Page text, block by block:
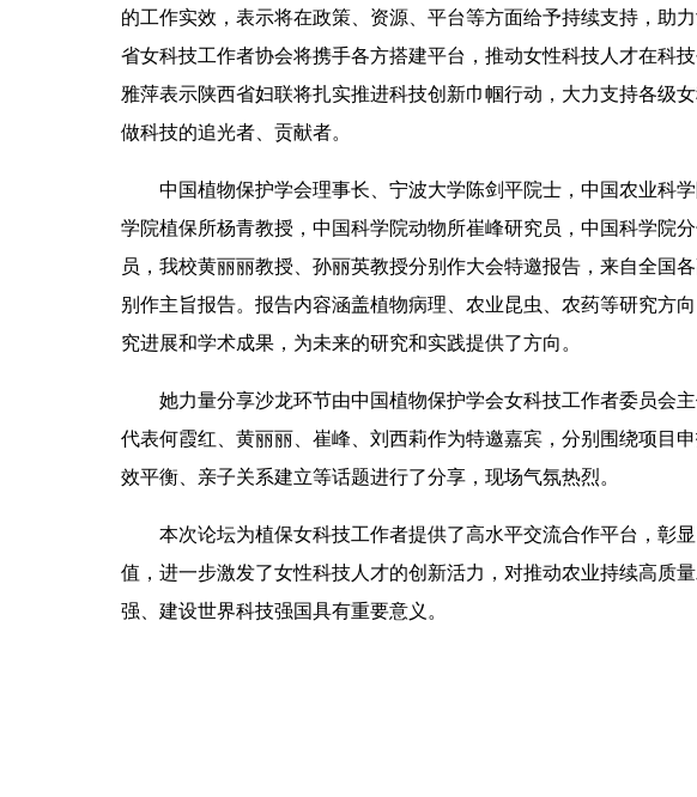
的工作实效，表示将在政策、资源、平台等方面给予持续支持，助
省女科技工作者协会将携手各方搭建平台，推动女性科技人才在科
雅萍表示陕西省妇联将扎实推进科技创新巾帼行动，大力支持各级
做科技的追光者、贡献者。
中国植物保护学会理事长、宁波大学陈剑平院士，中国农业科
学院植保所杨青教授，中国科学院动物所崔峰研究员，中国科学院
员，我校黄丽丽教授、孙丽英教授分别作大会特邀报告，来自全国
别作主旨报告。报告内容涵盖植物病理、农业昆虫、农药等研究方
究进展和学术成果，为未来的研究和实践提供了方向。
她力量分享沙龙环节由中国植物保护学会女科技工作者委员会
代表何霞红、黄丽丽、崔峰、刘西莉作为特邀嘉宾，分别围绕项目
效平衡、亲子关系建立等话题进行了分享，现场气氛热烈。
本次论坛为植保女科技工作者提供了高水平交流合作平台，彰
值，进一步激发了女性科技人才的创新活力，对推动农业持续高质
强、建设世界科技强国具有重要意义。